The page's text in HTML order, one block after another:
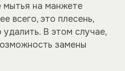
мытья на манжете
всего, это плесень,
В этом случае,
замены